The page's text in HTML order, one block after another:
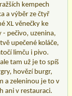
kempech
a výběr ze čtyř
XL věnečky ke
- pečivo, uzenina,
upečené koláče,
limču i pivo.
tam už je to spíš
hovězí burgr,
a zeleninou je to v
ani v restauraci.